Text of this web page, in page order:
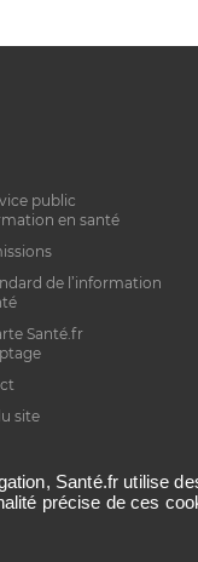
public
en santé
de l’information
Santé.fr
site
Santé.fr utilise
précise de ces